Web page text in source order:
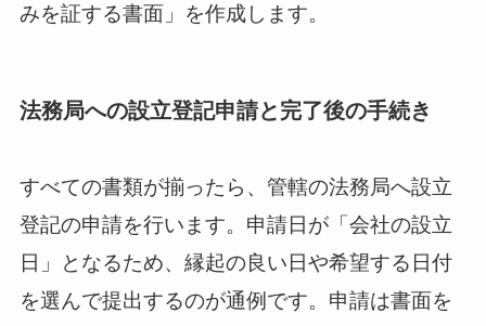
みを証する書面」を作成します。
法務局への設立登記申請と完了後の手続き
すべての書類が揃ったら、管轄の法務局へ設立
登記の申請を行います。申請日が「会社の設立
日」となるため、縁起の良い日や希望する日付
を選んで提出するのが通例です。申請は書面を